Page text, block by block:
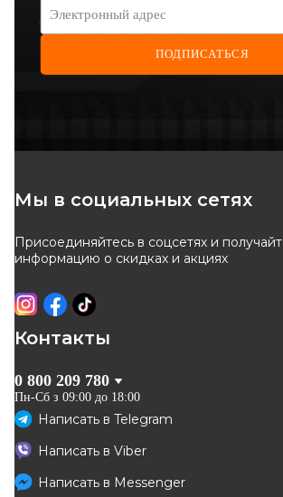
Jumpy/Fiat Scudo/Peugeot
572 грн
КУПИТЬ
Scudo/
902 грн
-10 %
MOOG
Тяга рулевая
Код: PE-AX-5047
Электронный адрес
ПОДПИСАТЬСЯ
Мы в социальных сетях
Присоединяйтесь в соцсетях и
информацию о скидках и акциях
Контакты
0 800 209 780
Пн-Сб з 09:00 до 18:00
Написать в Telegram
Написать в Viber
Написать в Messenger